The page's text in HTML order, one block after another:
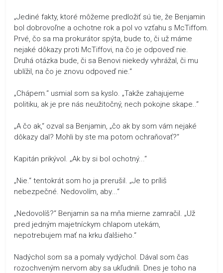
„Jediné fakty, ktoré môžeme predložiť sú tie, že Benjamin
bol dobrovoľne a ochotne rok a pol vo vzťahu s McTiffom.
Prvé, čo sa ma prokurátor spýta, bude to, či už máme
nejaké dôkazy proti McTiffovi, na čo je odpoveď nie.
Druhá otázka bude, či sa Benovi niekedy vyhrážal, či mu
ublížil, na čo je znovu odpoveď nie.“
„Chápem.“ usmial som sa kyslo. „Takže zahajujeme
politiku, ak je pre nás neužitočný, nech pokojne skape..“
„A čo ak,“ ozval sa Benjamin, „čo ak by som vám nejaké
dôkazy dal? Mohli by ste ma potom ochraňovať?“
Kapitán prikývol. „Ak by si bol ochotný...“
„Nie.“ tentokrát som ho ja prerušil. „Je to príliš
nebezpečné. Nedovolím, aby...“
„Nedovolíš?“ Benjamin sa na mňa mierne zamračil. „Už
pred jedným majetníckym chlapom utekám,
nepotrebujem mať na krku ďalšieho.“
Nadýchol som sa a pomaly vydýchol. Dával som čas
rozochveným nervom aby sa ukľudnili. Dnes je toho na